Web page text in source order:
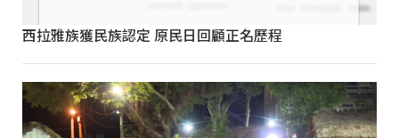
西拉雅族獲民族認定 原民日回顧正名歷程